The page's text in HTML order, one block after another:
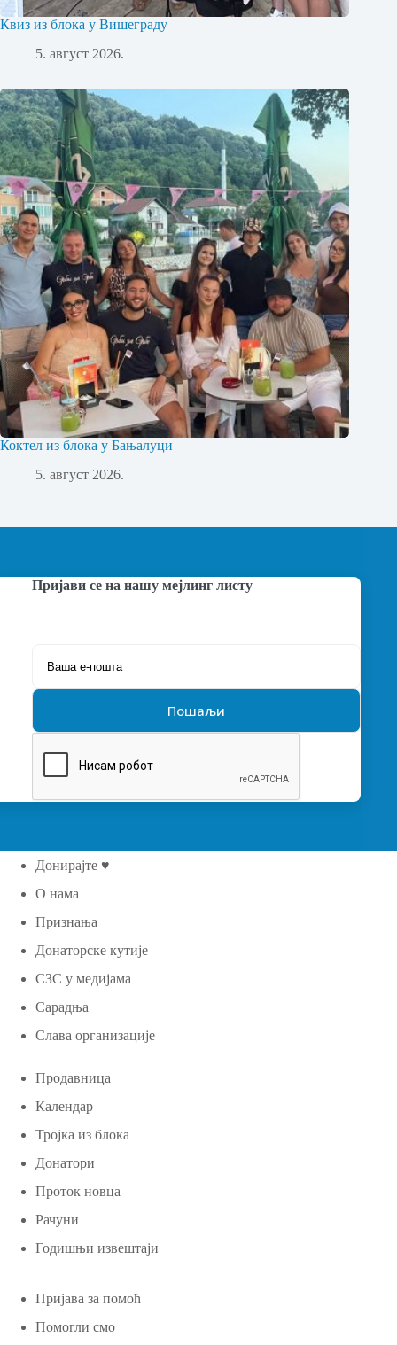
Квиз из блока у Вишеграду
5. август 2026.
Коктел из блока у Бањалуци
5. август 2026.
Пријави се на нашу мејлинг листу
Донирајте ♥
О нама
Признања
Донаторске кутије
СЗС у медијама
Сарадња
Слава организације
Продавница
Календар
Тројка из блока
Донатори
Проток новца
Рачуни
Годишњи извештаји
Пријава за помоћ
Помогли смо